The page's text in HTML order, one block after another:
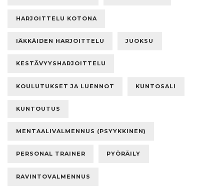
HARJOITTELU KOTONA
IÄKKÄIDEN HARJOITTELU JUOKSU
KESTÄVYYSHARJOITTELU
KOULUTUKSET JA LUENNOT KUNTOSALI
KUNTOUTUS
MENTAALIVALMENNUS (PSYYKKINEN)
PERSONAL TRAINER PYÖRÄILY
RAVINTOVALMENNUS